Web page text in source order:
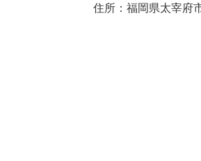
住所：福岡県太宰府